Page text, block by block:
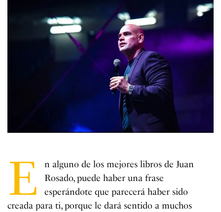
E
n alguno de los mejores libros de Juan
Rosado, puede haber una frase
esperándote que parecerá haber sido
creada para ti, porque le dará sentido a muchos